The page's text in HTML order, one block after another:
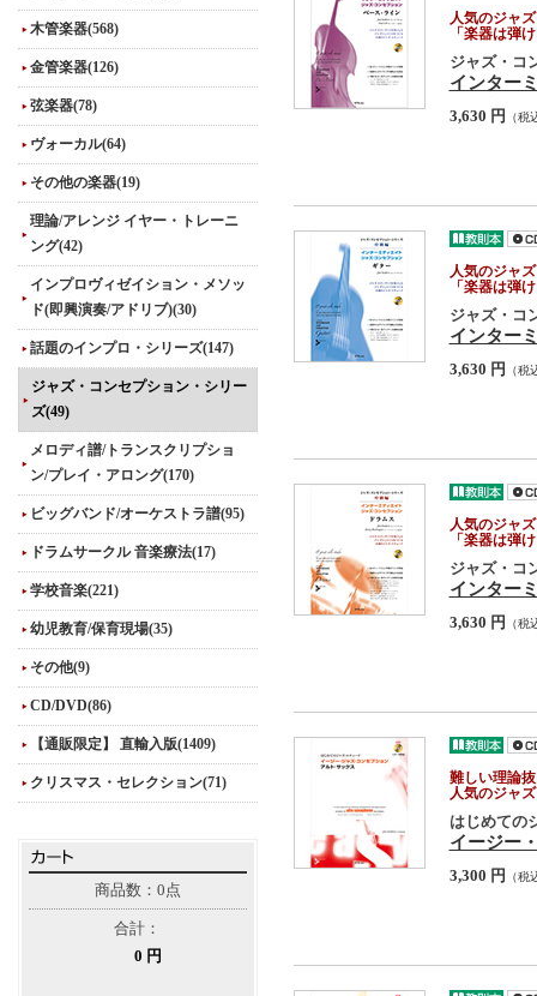
木管楽器(568)
金管楽器(126)
弦楽器(78)
ヴォーカル(64)
その他の楽器(19)
理論/アレンジ イヤー・トレーニ
ング(42)
インプロヴィゼイション・メソッ
ド(即興演奏/アドリブ)(30)
話題のインプロ・シリーズ(147)
ジャズ・コンセプション・シリー
ズ(49)
メロディ譜/トランスクリプショ
ン/プレイ・アロング(170)
ビッグバンド/オーケストラ譜(95)
ドラムサークル 音楽療法(17)
学校音楽(221)
幼児教育/保育現場(35)
その他(9)
CD/DVD(86)
【通販限定】 直輸入版(1409)
クリスマス・セレクション(71)
商品数：0点
合計：
0 円
人気のジャ
「楽器は弾
ジャズ・コ
インター
3,630 円 （税
人気のジャ
「楽器は弾
ジャズ・コ
インター
3,630 円 （税
人気のジャ
「楽器は弾
ジャズ・コ
インター
3,630 円 （税
難しい理論
人気のジャ
はじめての
イージー
3,300 円 （税